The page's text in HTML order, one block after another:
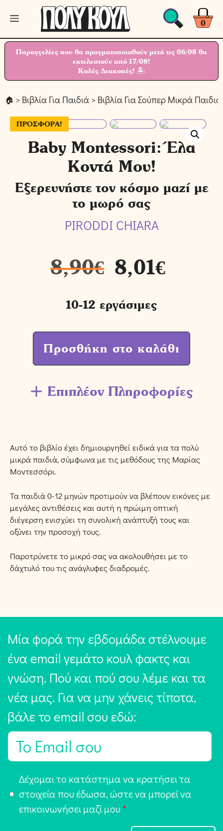
Μετάβαση
περιεχόμενο
0
Μενού
Παραγγελίες που θα πραγματοποιηθούν μετά τις 06/08 θα
εκτελεστούν από 17/08!
Καλές Διακοπές! 🏝
> Βιβλία Για Παιδιά > Βιβλία Για Σούπερ Μικρά Παιδιά
ΠΡΟΣΦΟΡΆ!
Baby Montessori: Έλα
Κοντά Μου!
Εξερευνήστε τον κόσμο μαζί με
το μωρό σας
PIRODDI CHIARA
8,90€ 8,01€
10-12 εργάσιμες
Προσθήκη στο καλάθι
Επιπλέον Πληροφορίες
Αυτό το βιβλίο έχει δημιουργηθεί ειδικά για τα πολύ
μικρά παιδιά, σύμφωνα με τις μεθόδους της Μαρίας
Μοντεσσόρι.
Τα παιδιά 0-12 μηνών προτιμούν να βλέπουν εικόνες με
μεγάλες αντιθέσεις και αυτή η πρώιμη οπτική
διέγερση ενισχύει τη συνολική ανάπτυξή τους και
οξύνει την προσοχή τους.
Παροτρύνετε το μικρό σας να ακολουθήσει με το
δάχτυλό του τις ανάγλυφες διαδρομές.
Μία φορά την εβδομάδα στέλνουμε
ένα email γεμάτο κουλ φακτς και
γνώση. Πού και πού σου λέμε και τα
νέα μας. Για να μην χάνεις τίποτα,
βάλε το email σου εδώ:
E
π
Δέχομαι το κατάστημα να κρατήσει τα
στοιχεία που έδωσα, ώστε να μπορεί να
επικοινωνήσει μαζί μου *